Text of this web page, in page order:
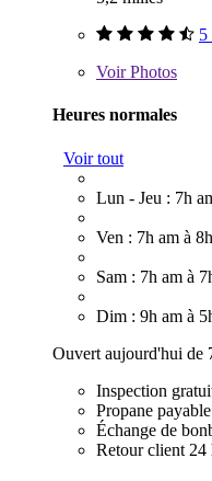
5
VoirPhotos
Heures normales
Voir tout
Lun - Jeu : 7h
Ven : 7h am à
Sam : 7h am à
Dim : 9h am à
Ouvert aujourd'hui de
Inspection
Propane
Échange de
Retour client 24